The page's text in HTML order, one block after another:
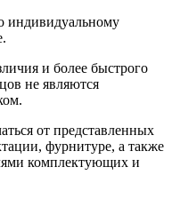
индивидуальному
и более быстрого
не являются
от представленных
фурнитуре, а также
комплектующих и